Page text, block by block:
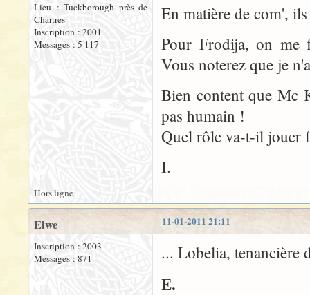
Lieu : Tuckborough près de
Chartres
Inscription : 2001
Messages : 5 117
En matière de com',
Pour Frodija, on me
Vous noterez que je
Bien content que Mc
pas humain !
Quel rôle va-t-il jouer
I.
Hors ligne
11-01-2011 21:11
Elwe
Inscription : 2003
Messages : 871
... Lobelia, tenancière
E.